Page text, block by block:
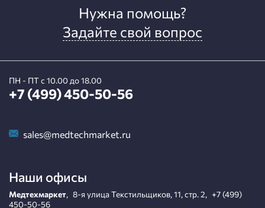
Нужна помощь?
Задайте свой вопрос
ПН - ПТ с 10.00 до 18.00
+7 (499) 450-50-56
sales@medtechmarket.ru
Наши офисы
Медтехмаркет, 8-я улица Текстильщиков, 11, стр. 2, +7 (499)
450-50-56